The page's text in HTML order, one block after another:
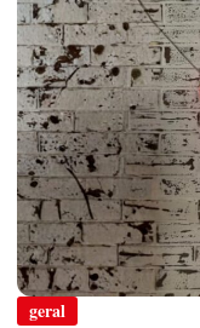
geral